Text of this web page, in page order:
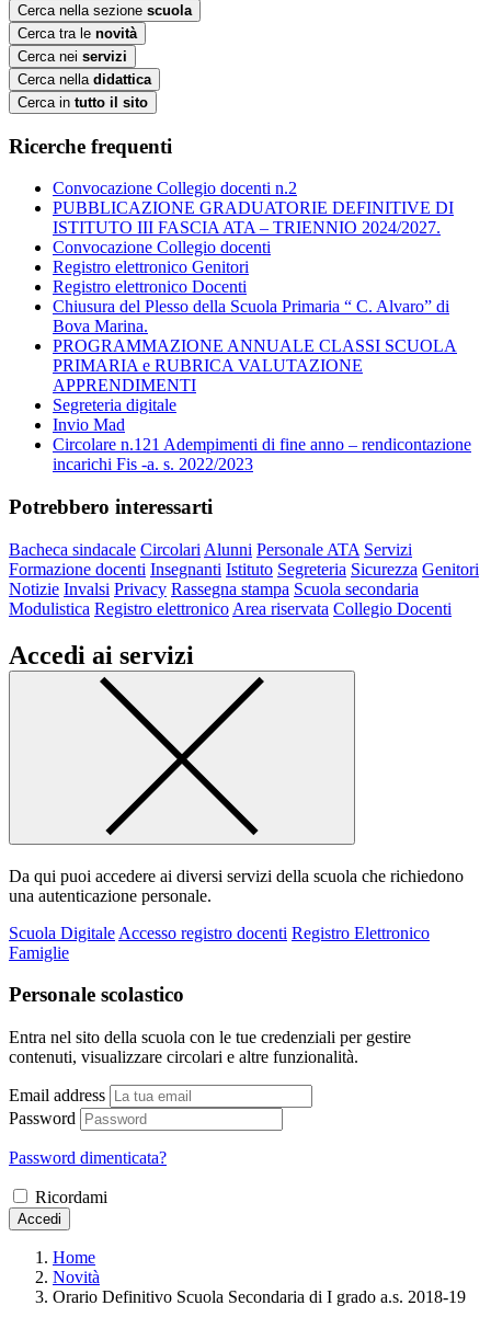
Cerca nella sezione scuola
Cerca tra le novità
Cerca nei servizi
Cerca nella didattica
Cerca in tutto il sito
Ricerche frequenti
Convocazione Collegio docenti n.2
PUBBLICAZIONE GRADUATORIE DEFINITIVE DI
ISTITUTO III FASCIA ATA – TRIENNIO 2024/2027.
Convocazione Collegio docenti
Registro elettronico Genitori
Registro elettronico Docenti
Chiusura del Plesso della Scuola Primaria “ C. Alvaro” di
Bova Marina.
PROGRAMMAZIONE ANNUALE CLASSI SCUOLA
PRIMARIA e RUBRICA VALUTAZIONE
APPRENDIMENTI
Segreteria digitale
Invio Mad
Circolare n.121 Adempimenti di fine anno – rendicontazione
incarichi Fis -a. s. 2022/2023
Potrebbero interessarti
Bacheca sindacale Circolari Alunni Personale ATA Servizi
Formazione docenti Insegnanti Istituto Segreteria Sicurezza Genitori
Notizie Invalsi Privacy Rassegna stampa Scuola secondaria
Modulistica Registro elettronico Area riservata Collegio Docenti
Accedi ai servizi
Da qui puoi accedere ai diversi servizi della scuola che richiedono
una autenticazione personale.
Scuola Digitale Accesso registro docenti Registro Elettronico
Famiglie
Personale scolastico
Entra nel sito della scuola con le tue credenziali per gestire
contenuti, visualizzare circolari e altre funzionalità.
Email address
Password
Password dimenticata?
Ricordami
Accedi
Home
Novità
Orario Definitivo Scuola Secondaria di I grado a.s. 2018-19